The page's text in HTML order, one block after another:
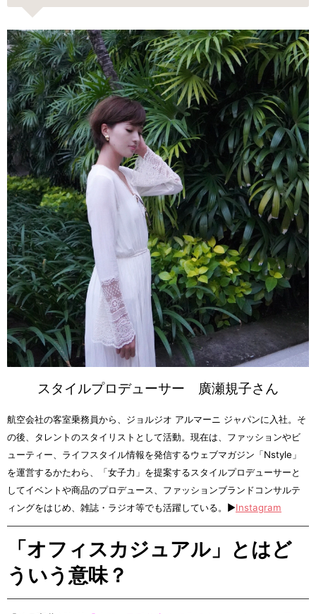
スタイルプロデューサー 廣瀬規子さん
航空会社の客室乗務員から、ジョルジオ アルマーニ ジャパンに入社。そ
の後、タレントのスタイリストとして活動。現在は、ファッションやビ
ューティー、ライフスタイル情報を発信するウェブマガジン「Nstyle」
を運営するかたわら、「女子力」を提案するスタイルプロデューサーと
してイベントや商品のプロデュース、ファッションブランドコンサルテ
ィングをはじめ、雑誌・ラジオ等でも活躍している。▶Instagram
「オフィスカジュアル」とはど
ういう意味？